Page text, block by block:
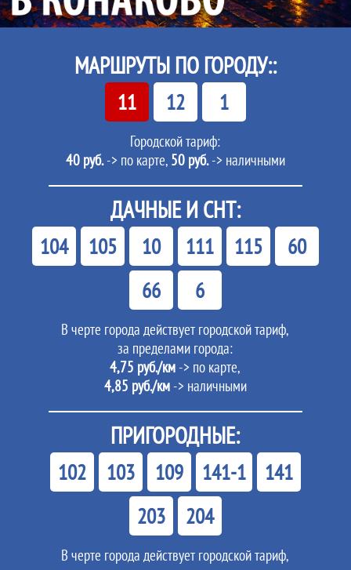
МАРШРУТЫ ПО ГОРОДУ::
11 12 1
Городской тариф:
40 руб.-> по карте, 50 руб.-> наличными
ДАЧНЫЕ И СНТ:
104 105 10 111 115
60
66
6
В черте города действует городской тариф,
за пределами города:
4,75 руб./км -> по карте,
4,85 руб./км-> наличными
ПРИГОРОДНЫЕ:
102 103 109 141-1
141
203
204
В черте города действует городской тариф,